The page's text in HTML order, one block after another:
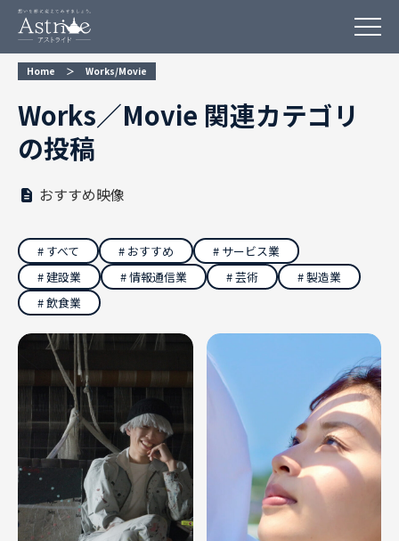
Home ＞ Works/Movie
Works／Movie 関連カテゴリ
の投稿
おすすめ映像
すべて おすすめ
サービス業
建設業
情報通信業 芸術
製造業
飲食業